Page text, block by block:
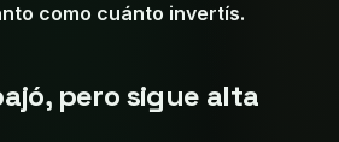
como cuánto invertís.
pero sigue alta